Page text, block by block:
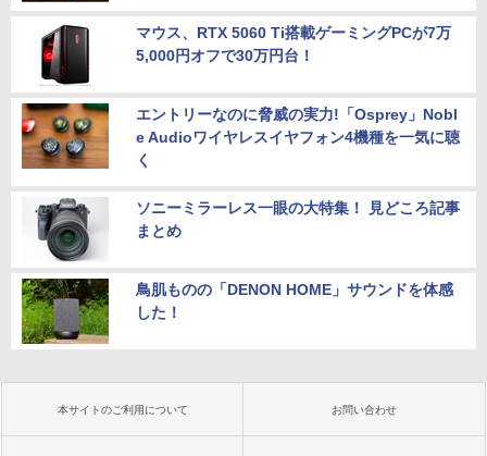
マウス、RTX 5060 Ti搭載ゲーミングPCが7万
5,000円オフで30万円台！
エントリーなのに脅威の実力!「Osprey」Nobl
e Audioワイヤレスイヤフォン4機種を一気に聴
く
ソニーミラーレス一眼の大特集！ 見どころ記事
まとめ
鳥肌ものの「DENON HOME」サウンドを体感
した！
本サイトのご利用について お問い合わせ